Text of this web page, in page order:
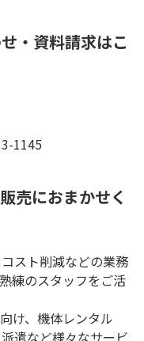
・資料請求はこ
1145
売におまかせく
スト削減などの業務
練のスタッフをご活
け、機体レンタル